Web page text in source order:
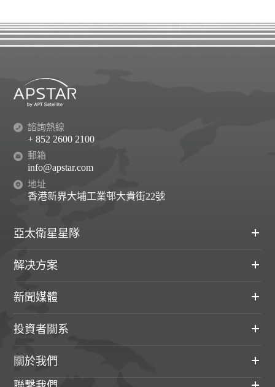
諮詢熱線
+ 852 2600 2100
郵箱
info@apstar.com
地址
香港新界大埔工業邨大貴街22號
亞太衛星星隊
解决方案
新聞媒體
投資者關系
關於我們